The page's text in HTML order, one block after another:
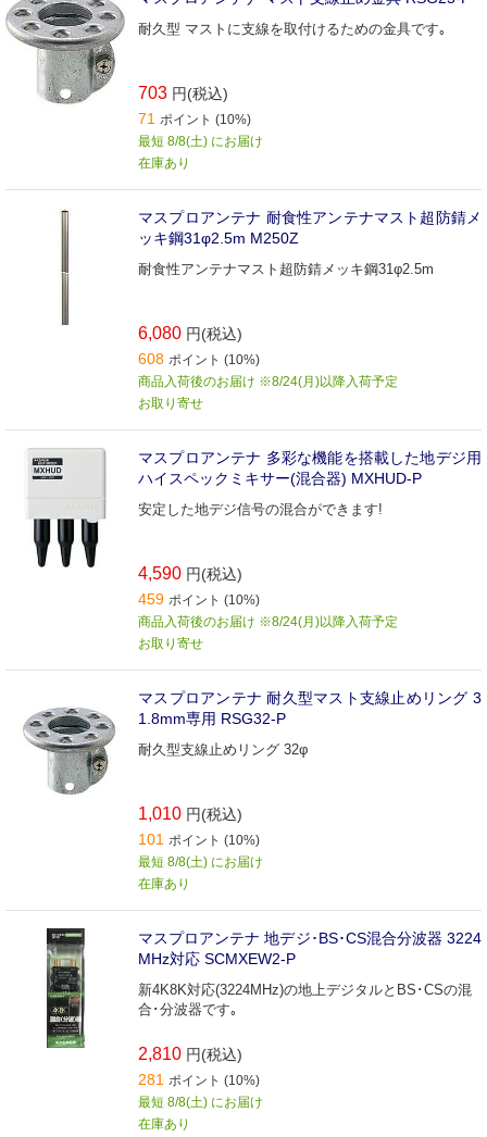
耐久型 マストに支線を取付けるための金具です｡
703 円(税込)
71 ポイント (10%)
最短 8/8(土) にお届け
在庫あり
マスプロアンテナ 耐食性アンテナマスト超防錆メ
ッキ鋼31φ2.5m M250Z
耐食性アンテナマスト超防錆メッキ鋼31φ2.5m
6,080 円(税込)
608 ポイント (10%)
商品入荷後のお届け ※8/24(月)以降入荷予定
お取り寄せ
マスプロアンテナ 多彩な機能を搭載した地デジ用
ハイスペックミキサー(混合器) MXHUD-P
安定した地デジ信号の混合ができます!
4,590 円(税込)
459 ポイント (10%)
商品入荷後のお届け ※8/24(月)以降入荷予定
お取り寄せ
マスプロアンテナ 耐久型マスト支線止めリング 3
1.8mm専用 RSG32-P
耐久型支線止めリング 32φ
1,010 円(税込)
101 ポイント (10%)
最短 8/8(土) にお届け
在庫あり
マスプロアンテナ 地デジ･BS･CS混合分波器 3224
MHz対応 SCMXEW2-P
新4K8K対応(3224MHz)の地上デジタルとBS･CSの混
合･分波器です｡
2,810 円(税込)
281 ポイント (10%)
最短 8/8(土) にお届け
在庫あり